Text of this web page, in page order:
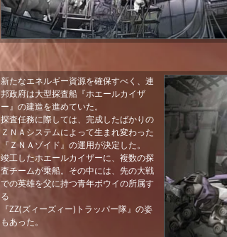
新たなエネルギー資源を確保すべく、連
邦政府は大型探査船『ホエールカイザ
ー』の建造を進めていた。
探査任務に際しては、完成したばかりの
ＺＮＡシステムによって生まれ変わった
『ＺＮＡゾイド』の運用が決定した。
竣工したホエールカイザーに、複数の探
査チームが乗船。その中には、先の大戦
での英雄を父に持つ青年ボウイの所属す
る
『ZZ(ズィーズィー)トラッパー隊』の姿
もあった。